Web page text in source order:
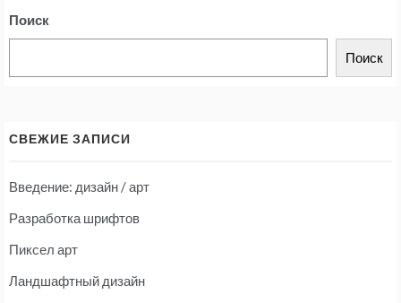
Поиск
Поиск
СВЕЖИЕ ЗАПИСИ
Введение: дизайн / арт
Разработка шрифтов
Пиксел арт
Ландшафтный дизайн